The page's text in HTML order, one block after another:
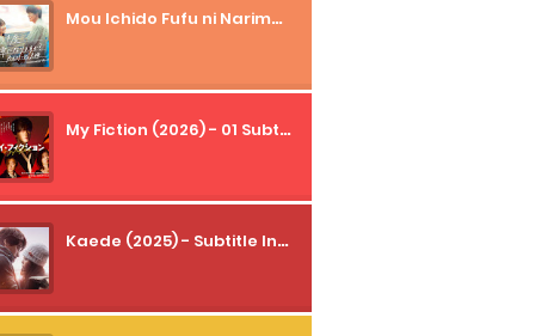
Mou Ichido Fufu ni Narimasu ka? (2026) - 01 Subtitle Indonesia
My Fiction (2026) - 01 Subtitle Indonesia
Kaede (2025) - Subtitle Indonesia